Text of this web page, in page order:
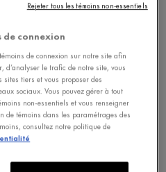
aider à renforcir et réparer la
à hydrater et repulper la peau.
Aide à stimuler la production de
réparation de la barrière cutanée.
les phototypes
de connexion
de connexion sur notre site afin
d’analyser le trafic de notre site, vous
tiers et vous proposer des
sociaux. Vous pouvez gérer à tout
non-essentiels et vous renseigner
de témoins dans les paramétrages des
consultez notre politique de
Rejeter tous les témoins non-essentiels